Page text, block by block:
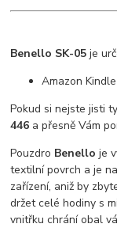
Benello SK-05 je
Amazon
Pokud si nejste jisti
446 a přesně Vám
Pouzdro Benelloje
textilní povrch a je
zařízení, aniž by
držet celé hodiny s
vnitřku chrání obal